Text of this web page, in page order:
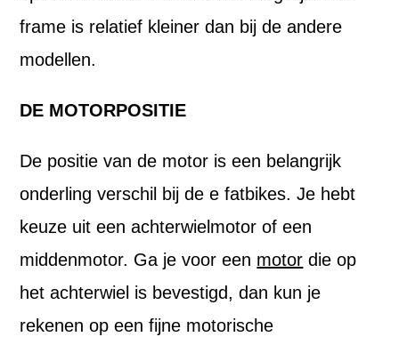
frame is relatief kleiner dan bij de andere
modellen.
DE MOTORPOSITIE
De positie van de motor is een belangrijk
onderling verschil bij de e fatbikes. Je hebt
keuze uit een achterwielmotor of een
middenmotor. Ga je voor een motor die op
het achterwiel is bevestigd, dan kun je
rekenen op een fijne motorische